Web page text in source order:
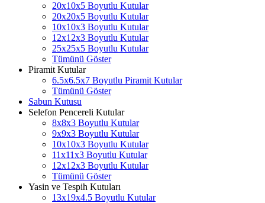
20x10x5 Boyutlu Kutular
20x20x5 Boyutlu Kutular
10x10x3 Boyutlu Kutular
12x12x3 Boyutlu Kutular
25x25x5 Boyutlu Kutular
Tümünü Göster
Piramit Kutular
6.5x6.5x7 Boyutlu Piramit Kutular
Tümünü Göster
Sabun Kutusu
Selefon Pencereli Kutular
8x8x3 Boyutlu Kutular
9x9x3 Boyutlu Kutular
10x10x3 Boyutlu Kutular
11x11x3 Boyutlu Kutular
12x12x3 Boyutlu Kutular
Tümünü Göster
Yasin ve Tespih Kutuları
13x19x4.5 Boyutlu Kutular